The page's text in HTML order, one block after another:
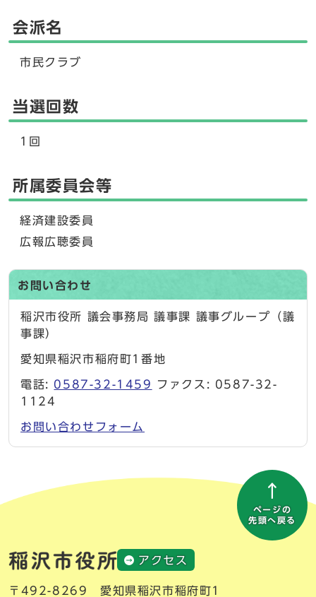
会派名
市民クラブ
当選回数
1回
所属委員会等
経済建設委員
広報広聴委員
お問い合わせ
稲沢市役所 議会事務局 議事課 議事グループ（議
事課）
愛知県稲沢市稲府町1番地
電話: 0587-32-1459
ファクス: 0587-32-
1124
お問い合わせフォーム
ページの
先頭へ戻る
アクセス
〒492-8269 愛知県稲沢市稲府町1